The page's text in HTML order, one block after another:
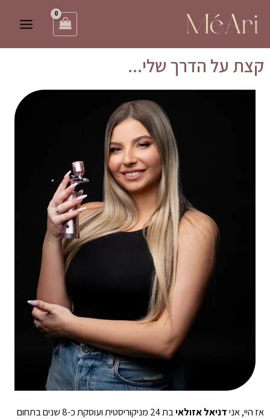
לתוכן
קצת על הדרך שלי...
אז היי, אנידניאל אזולאי
בת 24 מניקוריסטית ועוסקת כ-8 שנים בתחום